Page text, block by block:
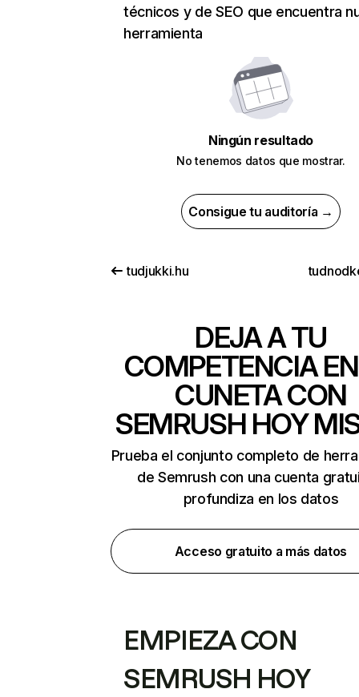
técnicos y de SEO que encuentra
herramienta
Ningún resultado
No tenemos datos que mostrar.
Consigue tu auditoría →
tudjukki.hu
DEJA A TU
COMPETENCIA
CUNETA CON
SEMRUSH HOY
Prueba el conjunto completo de
de Semrush con una cuenta
profundiza en los datos
Acceso gratuito a más datos
EMPIEZA CON
SEMRUSH HOY